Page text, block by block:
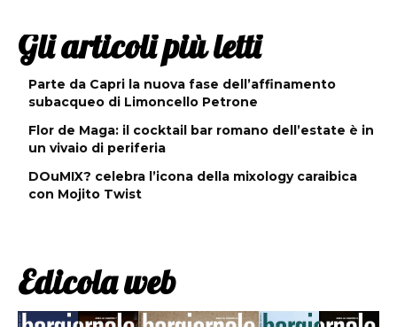
Gli articoli più letti
Parte da Capri la nuova fase dell’affinamento
subacqueo di Limoncello Petrone
Flor de Maga: il cocktail bar romano dell’estate è in
un vivaio di periferia
DOuMIX? celebra l’icona della mixology caraibica
con Mojito Twist
Edicola web